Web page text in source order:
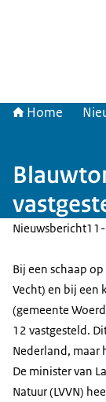
Home
Nieuwsbericht
Bij een schaap
Vecht) en bij een
(gemeente
12 vastgesteld.
Nederland, maar
De minister van
Natuur (LVVN)